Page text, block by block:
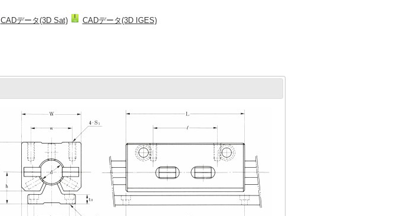
CADデータ(3D Sat) CADデータ(3D IGES)